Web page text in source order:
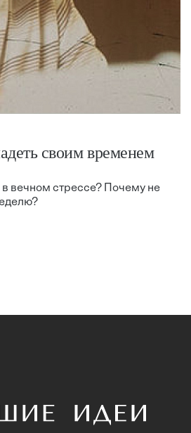
своим временем
вечном стрессе? Почему не